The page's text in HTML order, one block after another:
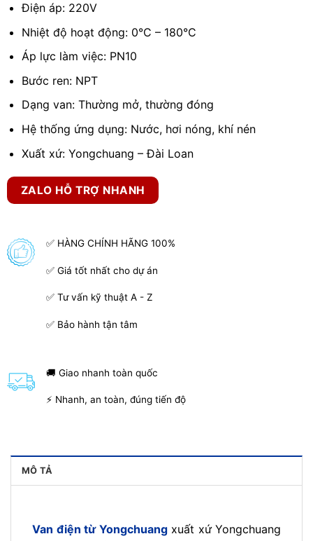
Điện áp: 220V
Nhiệt độ hoạt động: 0°C – 180°C
Áp lực làm việc: PN10
Bước ren: NPT
Dạng van: Thường mở, thường đóng
Hệ thống ứng dụng: Nước, hơi nóng, khí nén
Xuất xứ: Yongchuang – Đài Loan
ZALO HỖ TRỢ NHANH
✅ HÀNG CHÍNH HÃNG 100%
✅ Giá tốt nhất cho dự án
✅ Tư vấn kỹ thuật A - Z
✅ Bảo hành tận tâm
🚚 Giao nhanh toàn quốc
⚡ Nhanh, an toàn, đúng tiến độ
MÔ TẢ
Van điện từ Yongchuangxuất xứ Yongchuang